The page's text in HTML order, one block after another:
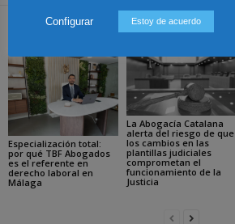
Artículos relacionados
Especialización total:
por qué TBF Abogados
es el referente en
derecho laboral en
Málaga
La Abogacía Catalana
alerta del riesgo de que
los cambios en las
plantillas judiciales
comprometan el
funcionamiento de la
Justicia
Configurar Estoy de acuerdo